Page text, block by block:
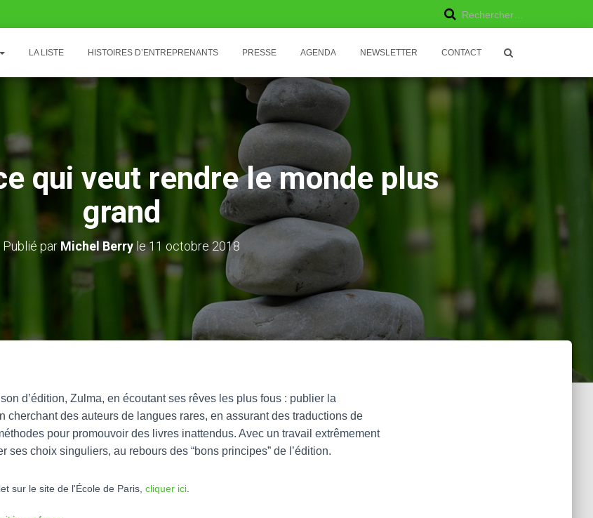
Rechercher…
LA LISTE HISTOIRES D’ENTREPRENANTS PRESSE AGENDA NEWSLETTER CONTACT
qui veut rendre le monde plus
grand
Publié par Michel Berryle11 octobre 2018
d’édition, Zulma, en écoutant ses rêves les plus fous : publier la
cherchant des auteurs de langues rares, en assurant des traductions de
pour promouvoir des livres inattendus. Avec un travail extrêmement
ses choix singuliers, au rebours des “bons principes” de l’édition.
sur le site de l'École de Paris, cliquer ici